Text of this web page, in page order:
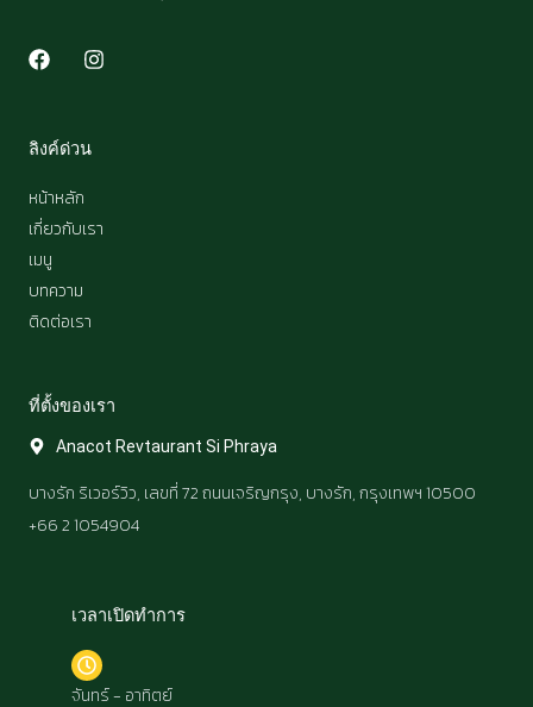
F
b
o
k
I
m
ลิงค์ด่วน
หน้าหลัก
เกี่ยวกับเรา
เมนู
บทความ
ติดต่อเรา
ที่ตั้งของเรา​
Anacot Revtaurant Si Phraya
บางรัก ริเวอร์วิว, เลขที่ 72 ถนนเจริญกรุง, บางรัก, กรุงเทพฯ 10500
+66 2 1054904
เวลาเปิดทำการ​
จันทร์ - อาทิตย์